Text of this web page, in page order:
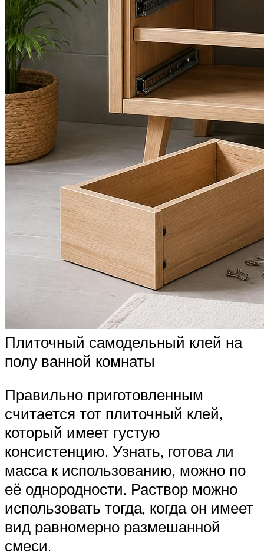
Плиточный самодельный клей на
полу ванной комнаты
Правильно приготовленным
считается тот плиточный клей,
который имеет густую
консистенцию. Узнать, готова ли
масса к использованию, можно по
её однородности. Раствор можно
использовать тогда, когда он имеет
вид равномерно размешанной
смеси.